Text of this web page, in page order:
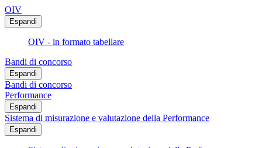
OIV
Espandi
OIV - in formato tabellare
Bandi di concorso
Espandi
Bandi di concorso
Performance
Espandi
Sistema di misurazione e valutazione della Performance
Espandi